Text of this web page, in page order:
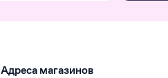
Адреса магазинов